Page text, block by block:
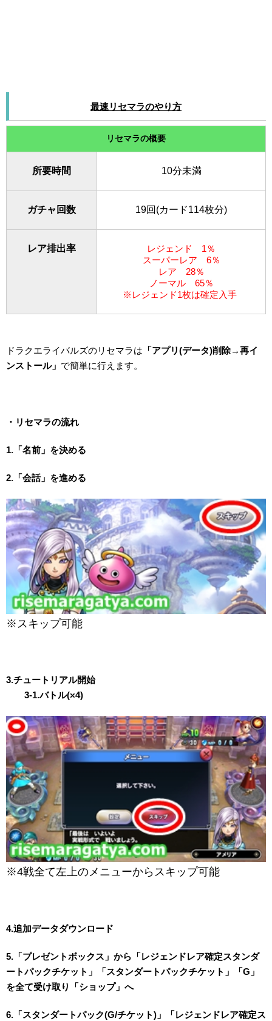
最速リセマラのやり方
リセマラの概要
所要時間 10分未満
ガチャ回数 19回(カード114枚分)
レア排出率
レジェンド 1％
スーパーレア 6％
レア 28％
ノーマル 65％
※レジェンド1枚は確定入手
ドラクエライバルズのリセマラは 「アプリ(データ)削除→再イ
ンストール」 で簡単に行えます。
・リセマラの流れ
1.「名前」を決める
2.「会話」を進める
※スキップ可能
3.チュートリアル開始
3-1.バトル(×4)
※4戦全て左上のメニューからスキップ可能
4.追加データダウンロード
5.「プレゼントボックス」から「レジェンドレア確定スタンダ
ートパックチケット」「スタンダートパックチケット」「G」
を全て受け取り「ショップ」へ
6.「スタンダートパック(G/チケット)」「レジェンドレア確定ス